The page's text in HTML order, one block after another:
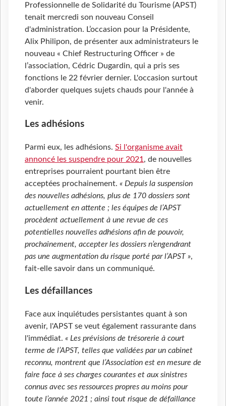
Professionnelle de Solidarité du Tourisme (APST)
tenait mercredi son nouveau Conseil
d'administration. L’occasion pour la Présidente,
Alix Philipon, de présenter aux administrateurs le
nouveau « Chief Restructuring Officer » de
l’association, Cédric Dugardin, qui a pris ses
fonctions le 22 février dernier. L'occasion surtout
d'aborder quelques sujets chauds pour l'année à
venir.
Les adhésions
Parmi eux, les adhésions. Si l'organisme avait
annoncé les suspendre pour 2021 , de nouvelles
entreprises pourraient pourtant bien être
acceptées prochainement. « Depuis la suspension
des nouvelles adhésions, plus de 170 dossiers sont
actuellement en attente ; les équipes de l’APST
procèdent actuellement à une revue de ces
potentielles nouvelles adhésions afin de pouvoir,
prochainement, accepter les dossiers n’engendrant
pas une augmentation du risque porté par l’APST »,
fait-elle savoir dans un communiqué.
Les défaillances
Face aux inquiétudes persistantes quant à son
avenir, l'APST se veut également rassurante dans
l'immédiat. « Les prévisions de trésorerie à court
terme de l’APST, telles que validées par un cabinet
reconnu, montrent que l’Association est en mesure de
faire face à ses charges courantes et aux sinistres
connus avec ses ressources propres au moins pour
toute l’année 2021 ; ainsi tout risque de défaillance